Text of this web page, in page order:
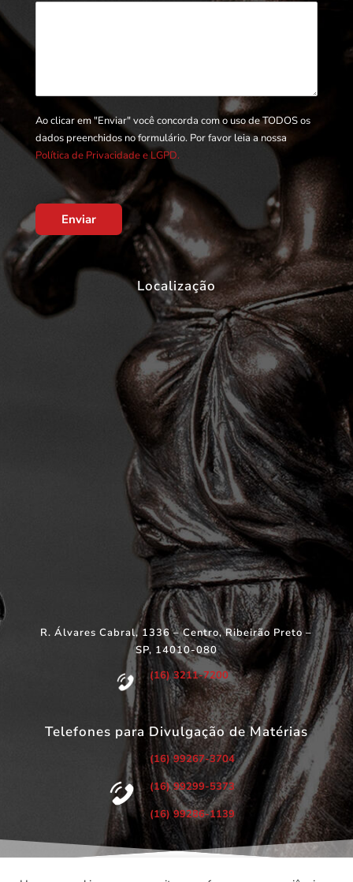
Ao clicar em "Enviar" você concorda com o uso de TODOS os
dados preenchidos no formulário. Por favor leia a nossa
Política de Privacidade e LGPD.
Enviar
Localização
R. Álvares Cabral, 1336 – Centro, Ribeirão Preto –
SP, 14010-080
(16) 3211-7200
Telefones para Divulgação de Matérias
(16) 99267-3704
(16) 99299-5373
(16) 99286-1139